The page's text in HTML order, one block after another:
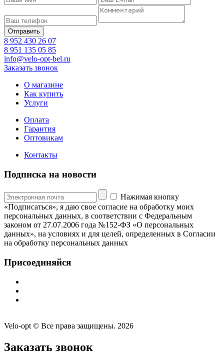
8 952 430 26 07
8 951 135 05 85
info@velo-opt-bel.ru
Заказать звонок
О магазине
Как купить
Услуги
Оплата
Гарантия
Оптовикам
Контакты
Подписка на новости
Нажимая кнопку
«Подписаться», я даю свое согласие на обработку моих
персональных данных, в соответствии с Федеральным
законом от 27.07.2006 года №152-ФЗ «О персональных
данных», на условиях и для целей, определенных в Согласии
на обработку персональных данных
Присоединяйся
Velo-opt © Все права защищены. 2026
Заказать звонок